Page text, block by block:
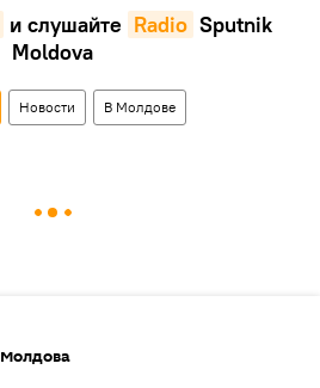
и слушайте Radio Sputnik
Moldova
Новости В Молдове
Молдова